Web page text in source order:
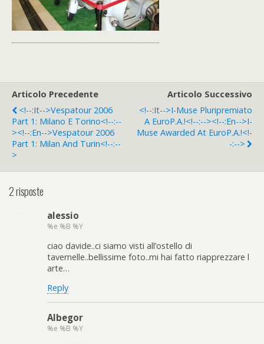
Articolo Precedente
<!--:it-->Vespatour 2006
Part 1: Milano E Torino<!--:--
><!--:en-->Vespatour 2006
Part 1: Milan And Turin<!--:--
>
Articolo Successivo
<!--:it-->i-Muse Pluripremiato
A EuroP.A.!<!--:--><!--:en-->i-
Muse Awarded At EuroP.A.!<!-
-:-->
2 risposte
alessio
%e %B %Y
ciao davide..ci siamo visti all’ostello di
tavernelle..bellissime foto..mi hai fatto riapprezzare l
arte…
Reply
Albegor
%e %B %Y